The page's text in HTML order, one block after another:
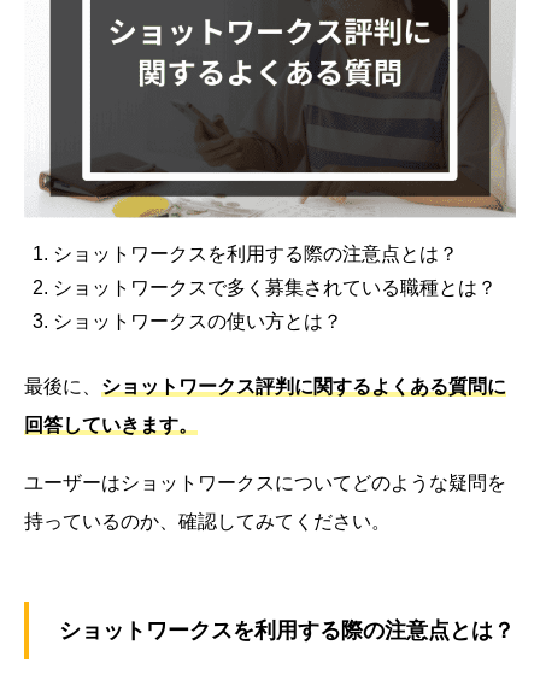
ショットワークスを利用する際の注意点とは？
ショットワークスで多く募集されている職種とは？
ショットワークスの使い方とは？
最後に、 ショットワークス評判に関するよくある質問に
回答していきます。
ユーザーはショットワークスについてどのような疑問を
持っているのか、確認してみてください。
ショットワークスを利用する際の注意点とは？